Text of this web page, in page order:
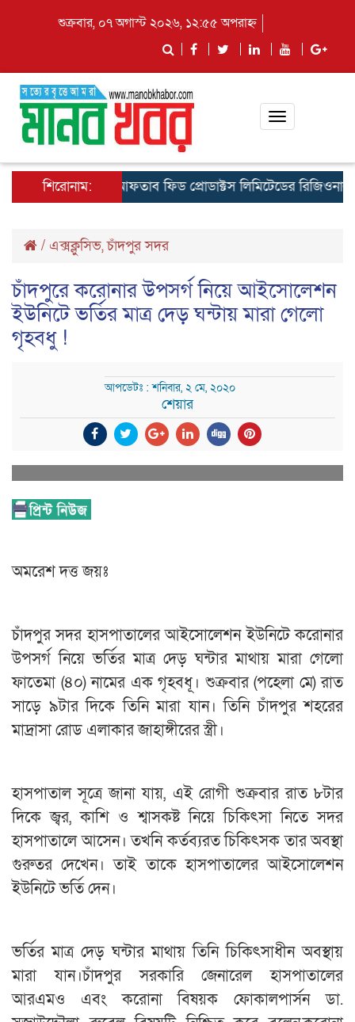
শুক্রবার, ০৭ অগাস্ট ২০২৬, ১২:৫৫ অপরাহ্ন
Toggle
শিরোনাম:
কুমিল্লায় আফতাব ফিড প্রোডাক্টস লিমিটেডের রিজিওনাল মিট
/ এক্সক্লুসিভ,চাঁদপুর সদর
চাঁদপুরে করোনার উপসর্গ নিয়ে আইসোলেশন
ইউনিটে ভর্তির মাত্র দেড় ঘন্টায় মারা গেলো
গৃহবধু !
আপডেটঃ : শনিবার, ২ মে, ২০২০
শেয়ার
অমরেশ দত্ত জয়ঃ
চাঁদপুর সদর হাসপাতালের আইসোলেশন ইউনিটে করোনার
উপসর্গ নিয়ে ভর্তির মাত্র দেড় ঘন্টার মাথায় মারা গেলো
ফাতেমা (৪০) নামের এক গৃহবধূ। শুক্রবার (পহেলা মে) রাত
সাড়ে ৯টার দিকে তিনি মারা যান। তিনি চাঁদপুর শহরের
মাদ্রাসা রোড এলাকার জাহাঙ্গীরের স্ত্রী।
হাসপাতাল সূত্রে জানা যায়, এই রোগী শুক্রবার রাত ৮টার
দিকে জ্বর, কাশি ও শ্বাসকষ্ট নিয়ে চিকিৎসা নিতে সদর
হাসপাতালে আসেন। তখনি কর্তব্যরত চিকিৎসক তার অবস্থা
গুরুতর দেখেন। তাই তাকে হাসপাতালের আইসোলেশন
ইউনিটে ভর্তি দেন।
ভর্তির মাত্র দেড় ঘন্টার মাথায় তিনি চিকিৎসাধীন অবস্থায়
মারা যান।চাঁদপুর সরকারি জেনারেল হাসপাতালের
আরএমও এবং করোনা বিষয়ক ফোকালপার্সন ডা.